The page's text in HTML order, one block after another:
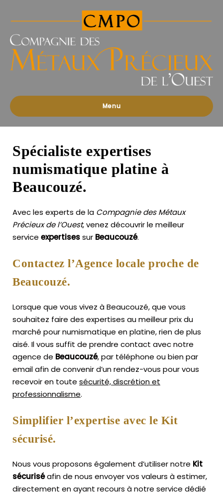
des
Précieux
l'Ouest
Menu
Spécialiste expertises
numismatique platine à
Beaucouzé.
Avec les experts de la Compagnie des Métaux
Précieux de l’Ouest, venez découvrir le meilleur
service expertisessur Beaucouzé.
Contactez l’Agence locale proche de
Beaucouzé.
Lorsque que vous vivez à Beaucouzé, que vous
souhaitez faire des expertises au meilleur prix du
marché pour numismatique en platine, rien de plus
aisé. Il vous suffit de prendre contact avec notre
agence de Beaucouzé, par téléphone ou bien par
email afin de convenir d’un rendez-vous pour vous
recevoir en toute sécurité, discrétion et
professionnalisme.
Simplifier l’expertise avec le Kit
sécurisé.
Nous vous proposons également d’utiliser notre Kit
sécuriséafin de nous envoyer vos valeurs à estimer,
directement en ayant recours à notre service dédié